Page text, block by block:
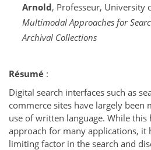
Arnold, Professeur, University
Multimodal Approaches for
Archival Collections
Résumé :
Digital search interfaces such as
commerce sites have largely been
use of written language. While this
approach for many applications, it
limiting factor in the search and